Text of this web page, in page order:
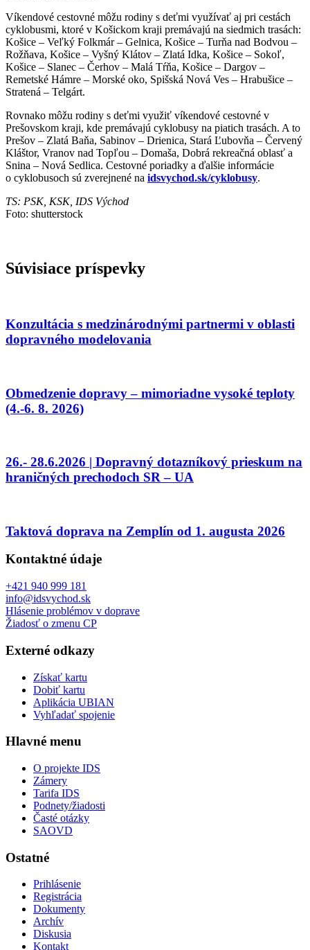
Víkendové cestovné môžu rodiny s deťmi využívať aj pri cestách
cyklobusmi, ktoré v Košickom kraji premávajú na siedmich trasách:
Košice – Veľký Folkmár – Gelnica, Košice – Turňa nad Bodvou –
Rožňava, Košice – Vyšný Klátov – Zlatá Idka, Košice – Sokoľ,
Košice – Slanec – Čerhov – Malá Tŕňa, Košice – Dargov –
Remetské Hámre – Morské oko, Spišská Nová Ves – Hrabušice –
Stratená – Telgárt.
Rovnako môžu rodiny s deťmi využiť víkendové cestovné v
Prešovskom kraji, kde premávajú cyklobusy na piatich trasách. A to
Prešov – Zlatá Baňa, Sabinov – Drienica, Stará Ľubovňa – Červený
Kláštor, Vranov nad Topľou – Domaša, Dobrá rekreačná oblasť a
Snina – Nová Sedlica. Cestovné poriadky a ďalšie informácie
o cyklobusoch sú zverejnené na idsvychod.sk/cyklobusy.
TS: PSK, KSK, IDS Východ
Foto: shutterstock
Súvisiace príspevky
Konzultácia s medzinárodnými partnermi v oblasti
dopravného modelovania
Obmedzenie dopravy – mimoriadne vysoké teploty
(4.-6. 8. 2026)
26.- 28.6.2026 | Dopravný dotazníkový prieskum na
hraničných prechodoch SR – UA
Taktová doprava na Zemplín od 1. augusta 2026
Kontaktné údaje
+421 940 999 181
info@idsvychod.sk
Hlásenie problémov v doprave
Žiadosť o zmenu CP
Externé odkazy
Získať kartu
Dobiť kartu
Aplikácia UBIAN
Vyhľadať spojenie
Hlavné menu
O projekte IDS
Zámery
Tarifa IDS
Podnety/žiadosti
Časté otázky
SAOVD
Ostatné
Prihlásenie
Registrácia
Dokumenty
Archív
Diskusia
Kontakt